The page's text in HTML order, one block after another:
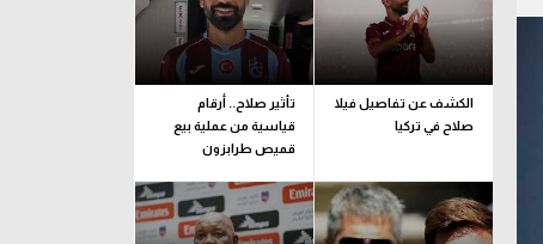
الكشف عن تفاصيل فيلا
صلاح في تركيا
تأثير صلاح.. أرقام
قياسية من عملية بيع
قميص طرابزون